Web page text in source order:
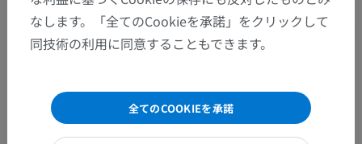
翻訳
間違いを発見しましたか？
修正や翻訳、内容の改善の提案がありましたらどう
なします。「全てのCookieを承諾」をクリックして
同技術の利用に同意することもできます。
全てのCOOKIEを承諾